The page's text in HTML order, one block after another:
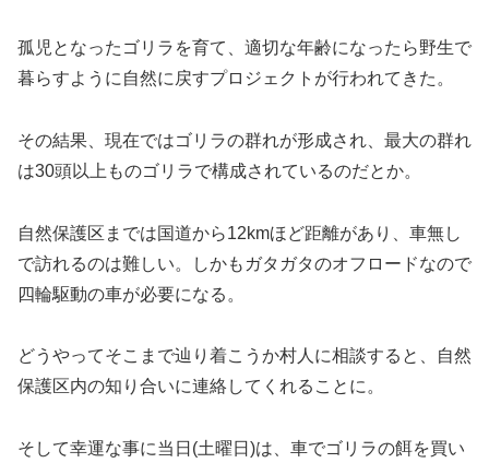
孤児となったゴリラを育て、適切な年齢になったら野生で
暮らすように自然に戻すプロジェクトが行われてきた。
その結果、現在ではゴリラの群れが形成され、最大の群れ
は30頭以上ものゴリラで構成されているのだとか。
自然保護区までは国道から12kmほど距離があり、車無し
で訪れるのは難しい。しかもガタガタのオフロードなので
四輪駆動の車が必要になる。
どうやってそこまで辿り着こうか村人に相談すると、自然
保護区内の知り合いに連絡してくれることに。
そして幸運な事に当日(土曜日)は、車でゴリラの餌を買い